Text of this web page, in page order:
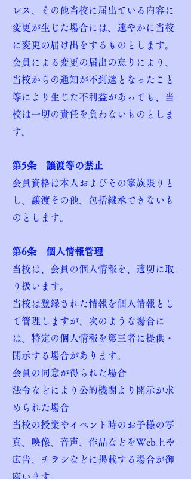
レス、その他当校に届出ている内容に
変更が生じた場合には、速やかに当校
に変更の届け出をするものとします。
会員による変更の届出の怠りにより、
当校からの通知が不到達となったこと
等により生じた不利益があっても、当
校は一切の責任を負わないものとしま
す。
第5条 譲渡等の禁止
会員資格は本人およびその家族限りと
し、譲渡その他、包括継承できないも
のとします。
第6条 個人情報管理
当校は、会員の個人情報を、適切に取
り扱います。
当校は登録された情報を個人情報とし
て管理しますが、次のような場合に
は、特定の個人情報を第三者に提供・
開示する場合があります。
会員の同意が得られた場合
法令などにより公的機関より開示が求
められた場合
当校の授業やイベント時のお子様の写
真、映像、音声、作品などをWeb上や
広告、チラシなどに掲載する場合が御
座います。